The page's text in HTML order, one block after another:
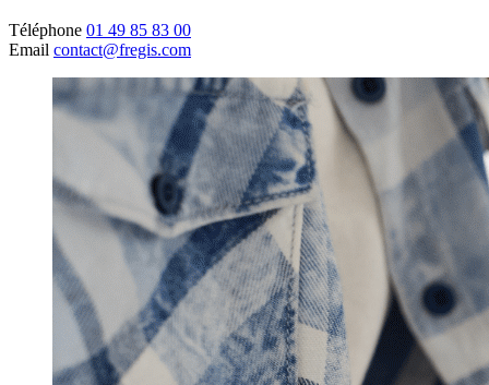
Téléphone 01 49 85 83 00
Email contact@fregis.com